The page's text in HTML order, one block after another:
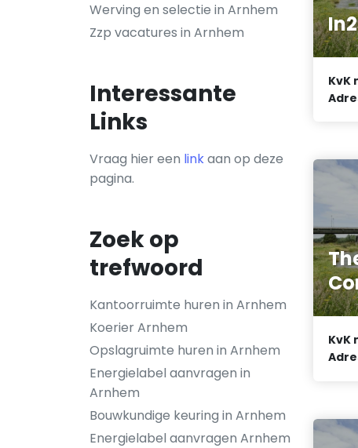
Werving en selectie in Arnhem
Zzp vacatures in Arnhem
Interessante
Links
Vraag hier een linkaan op deze
pagina.
Zoek op
trefwoord
Kantoorruimte huren in Arnhem
Koerier Arnhem
Opslagruimte huren in Arnhem
Energielabel aanvragen in
Arnhem
Bouwkundige keuring in Arnhem
Energielabel aanvragen Arnhem
KvK
KvK